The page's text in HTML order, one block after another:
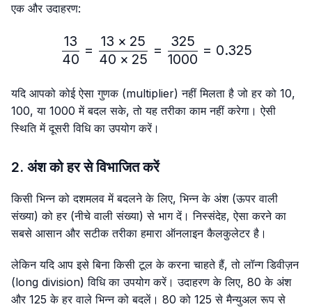
एक और उदाहरण:
\frac{13}{40}=\frac{13
40
13
=
40 × 25
13 × 25
=
1000
325
= 0.325
यदि आपको कोई ऐसा गुणक (multiplier) नहीं मिलता है जो हर को 10,
100, या 1000 में बदल सके, तो यह तरीका काम नहीं करेगा। ऐसी
स्थिति में दूसरी विधि का उपयोग करें।
2. अंश को हर से विभाजित करें
किसी भिन्न को दशमलव में बदलने के लिए, भिन्न के अंश (ऊपर वाली
संख्या) को हर (नीचे वाली संख्या) से भाग दें। निस्संदेह, ऐसा करने का
सबसे आसान और सटीक तरीका हमारा ऑनलाइन कैलकुलेटर है।
लेकिन यदि आप इसे बिना किसी टूल के करना चाहते हैं, तो लॉन्ग डिवीज़न
(long division) विधि का उपयोग करें। उदाहरण के लिए, 80 के अंश
और 125 के हर वाले भिन्न को बदलें। 80 को 125 से मैन्युअल रूप से